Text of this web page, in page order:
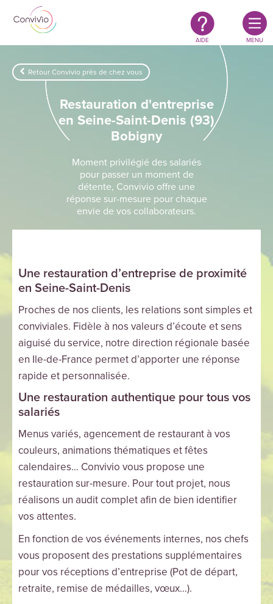
Aller au contenu principal
Restauration
authentique
responsable
AIDE MENU
Retour Convivio près de chez vous
Restauration d'entreprise
en Seine-Saint-Denis (93)
Bobigny
Moment privilégié des salariés
pour passer un moment de
détente, Convivio offre une
réponse sur-mesure pour chaque
envie de vos collaborateurs.
Une restauration d’entreprise de proximité
en Seine-Saint-Denis
Proches de nos clients, les relations sont simples et
conviviales. Fidèle à nos valeurs d’écoute et sens
aiguisé du service, notre direction régionale basée
en Ile-de-France permet d’apporter une réponse
rapide et personnalisée.
Une restauration authentique pour tous vos
salariés
Menus variés, agencement de restaurant à vos
couleurs, animations thématiques et fêtes
calendaires… Convivio vous propose une
restauration sur-mesure. Pour tout projet, nous
réalisons un audit complet afin de bien identifier
vos attentes.
En fonction de vos événements internes, nos chefs
vous proposent des prestations supplémentaires
pour vos réceptions d’entreprise (Pot de départ,
retraite, remise de médailles, vœux…).